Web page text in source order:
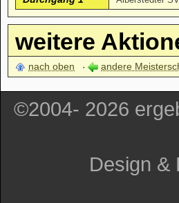
weitere
nach oben andere
©2004- 2026
Design &